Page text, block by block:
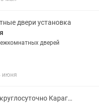
двери установка
дверей
июня
Сантехник круглосуточно Караганда